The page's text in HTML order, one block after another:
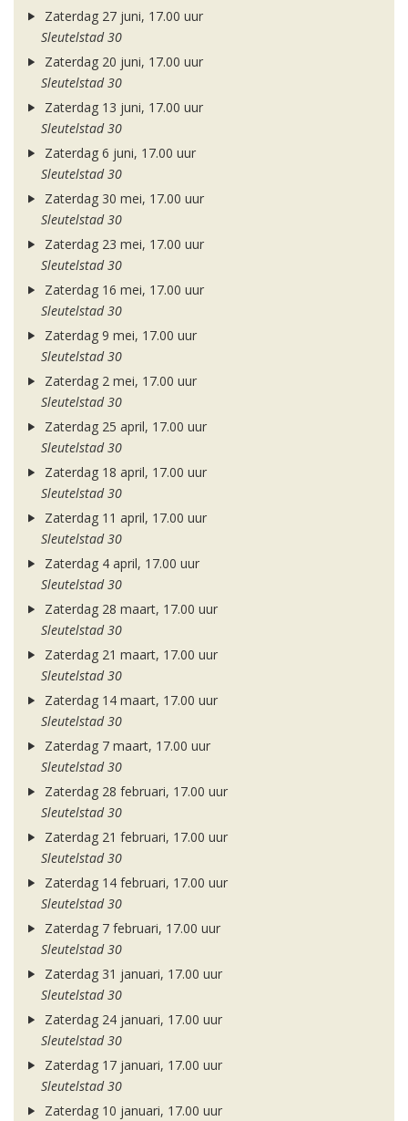
Zaterdag 27 juni, 17.00 uur
Sleutelstad 30
Zaterdag 20 juni, 17.00 uur
Sleutelstad 30
Zaterdag 13 juni, 17.00 uur
Sleutelstad 30
Zaterdag 6 juni, 17.00 uur
Sleutelstad 30
Zaterdag 30 mei, 17.00 uur
Sleutelstad 30
Zaterdag 23 mei, 17.00 uur
Sleutelstad 30
Zaterdag 16 mei, 17.00 uur
Sleutelstad 30
Zaterdag 9 mei, 17.00 uur
Sleutelstad 30
Zaterdag 2 mei, 17.00 uur
Sleutelstad 30
Zaterdag 25 april, 17.00 uur
Sleutelstad 30
Zaterdag 18 april, 17.00 uur
Sleutelstad 30
Zaterdag 11 april, 17.00 uur
Sleutelstad 30
Zaterdag 4 april, 17.00 uur
Sleutelstad 30
Zaterdag 28 maart, 17.00 uur
Sleutelstad 30
Zaterdag 21 maart, 17.00 uur
Sleutelstad 30
Zaterdag 14 maart, 17.00 uur
Sleutelstad 30
Zaterdag 7 maart, 17.00 uur
Sleutelstad 30
Zaterdag 28 februari, 17.00 uur
Sleutelstad 30
Zaterdag 21 februari, 17.00 uur
Sleutelstad 30
Zaterdag 14 februari, 17.00 uur
Sleutelstad 30
Zaterdag 7 februari, 17.00 uur
Sleutelstad 30
Zaterdag 31 januari, 17.00 uur
Sleutelstad 30
Zaterdag 24 januari, 17.00 uur
Sleutelstad 30
Zaterdag 17 januari, 17.00 uur
Sleutelstad 30
Zaterdag 10 januari, 17.00 uur